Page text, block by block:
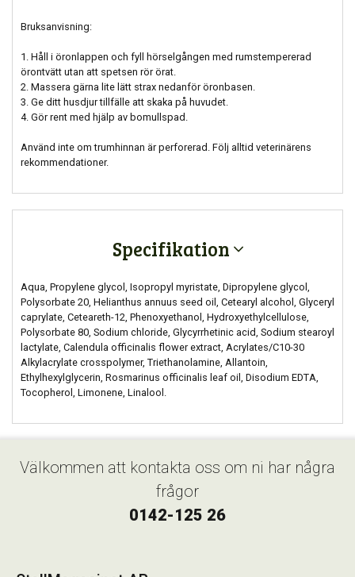
Bruksanvisning:
1. Håll i öronlappen och fyll hörselgången med rumstempererad
örontvätt utan att spetsen rör örat.
2. Massera gärna lite lätt strax nedanför öronbasen.
3. Ge ditt husdjur tillfälle att skaka på huvudet.
4. Gör rent med hjälp av bomullspad.
Använd inte om trumhinnan är perforerad. Följ alltid veterinärens
rekommendationer.
Specifikation
Aqua, Propylene glycol, Isopropyl myristate, Dipropylene glycol,
Polysorbate 20, Helianthus annuus seed oil, Cetearyl alcohol, Glyceryl
caprylate, Ceteareth-12, Phenoxyethanol, Hydroxyethylcellulose,
Polysorbate 80, Sodium chloride, Glycyrrhetinic acid, Sodium stearoyl
lactylate, Calendula officinalis flower extract, Acrylates/C10-30
Alkylacrylate crosspolymer, Triethanolamine, Allantoin,
Ethylhexylglycerin, Rosmarinus officinalis leaf oil, Disodium EDTA,
Tocopherol, Limonene, Linalool.
Välkommen att kontakta oss om ni har några
frågor
0142-125 26